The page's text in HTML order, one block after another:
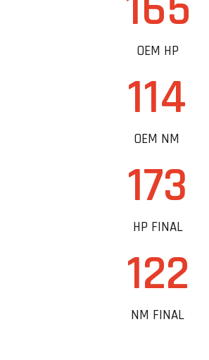
OEM HP
114
OEM NM
173
HP FINAL
122
NM FINAL